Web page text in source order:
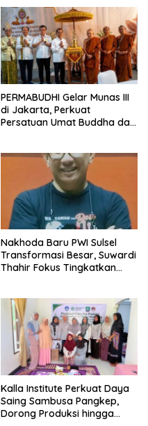
PERMABUDHI Gelar Munas III
di Jakarta, Perkuat
Persatuan Umat Buddha dan
Nakhoda Baru PWI Sulsel
Transformasi Besar, Suwardi
Thahir Fokus Tingkatkan
Kalla Institute Perkuat Daya
Saing Sambusa Pangkep,
Dorong Produksi hingga